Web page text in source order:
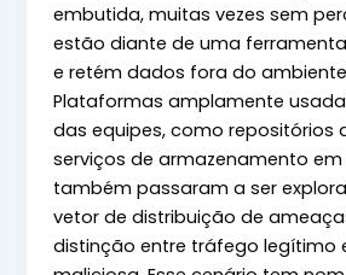
embutida, muitas vezes sem
estão diante de uma
e retém dados fora do
Plataformas amplamente
das equipes, como repositórios
serviços de armazenamento em
também passaram a ser
vetor de distribuição de
distinção entre tráfego legítimo